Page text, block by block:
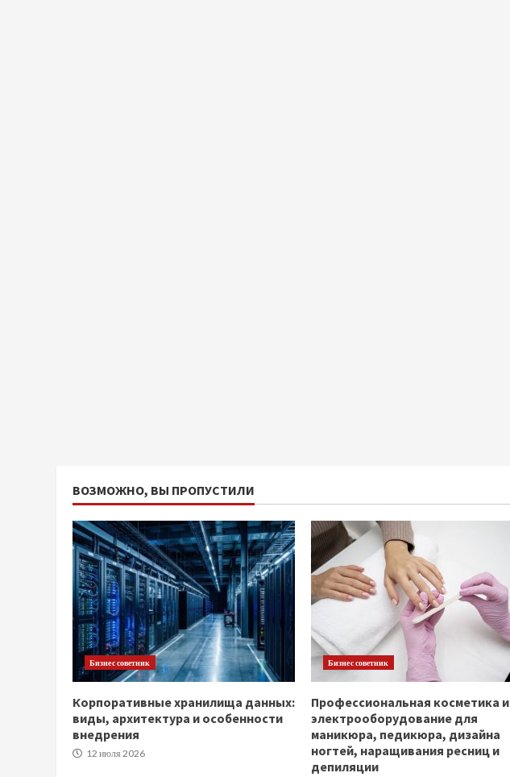
ВОЗМОЖНО, ВЫ ПРОПУСТИЛИ
Бизнес советник
Корпоративные хранилища данных:
виды, архитектура и особенности
внедрения
12 июля 2026
Бизнес советник
Профессиональная косметика и
электрооборудование для
маникюра, педикюра, дизайна
ногтей, наращивания ресниц и
депиляции